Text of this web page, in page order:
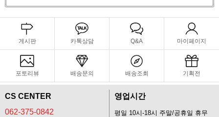
게시판 카톡상담 Q&A 마이페이지
포토리뷰 배송문의 배송조회 기획전
CS CENTER
062-375-0842
영업시간
평일 10시-18시 주말/공휴일 휴무